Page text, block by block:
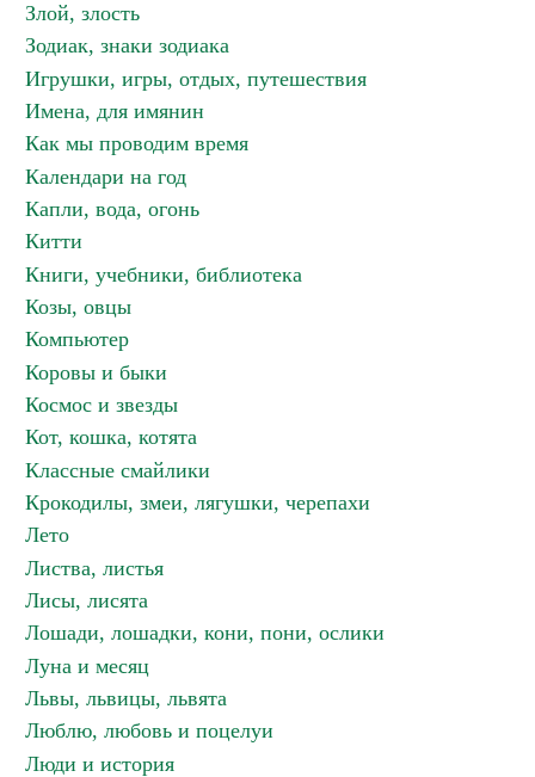
Злой, злость
Зодиак, знаки зодиака
Игрушки, игры, отдых, путешествия
Имена, для имянин
Как мы проводим время
Календари на год
Капли, вода, огонь
Китти
Книги, учебники, библиотека
Козы, овцы
Компьютер
Коровы и быки
Космос и звезды
Кот, кошка, котята
Классные смайлики
Крокодилы, змеи, лягушки, черепахи
Лето
Листва, листья
Лисы, лисята
Лошади, лошадки, кони, пони, ослики
Луна и месяц
Львы, львицы, львята
Люблю, любовь и поцелуи
Люди и история